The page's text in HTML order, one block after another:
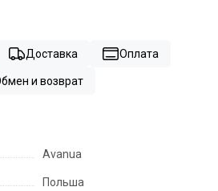
Доставка Оплата
и возврат
Avanua
Польша